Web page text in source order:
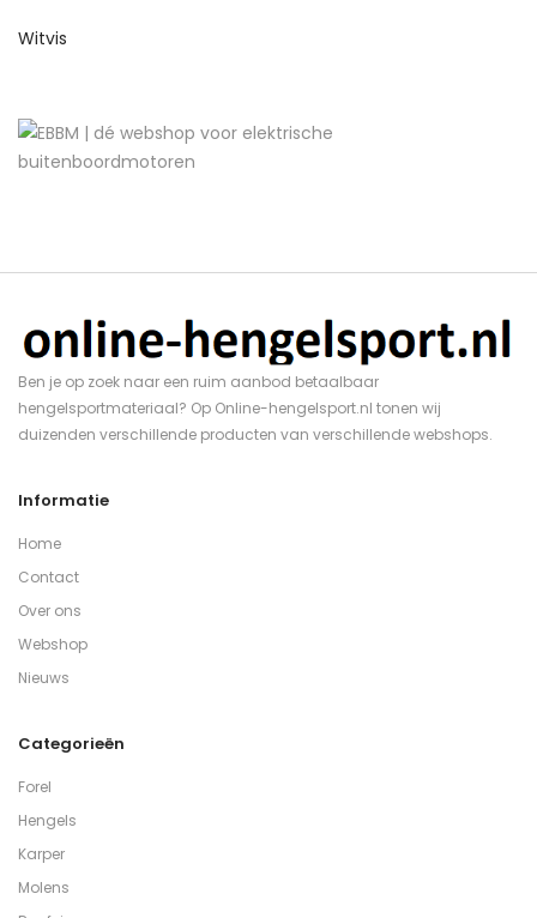
Witvis
Ben je op zoek naar een ruim aanbod betaalbaar
hengelsportmateriaal? Op Online-hengelsport.nl tonen wij
duizenden verschillende producten van verschillende webshops.
Informatie
Home
Contact
Over ons
Webshop
Nieuws
Categorieën
Forel
Hengels
Karper
Molens